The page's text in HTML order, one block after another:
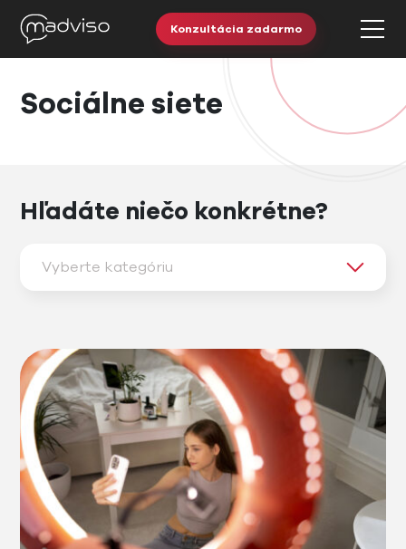
Konzultácia zadarmo
Sociálne siete
Hľadáte niečo konkrétne?
Vyberte kategóriu